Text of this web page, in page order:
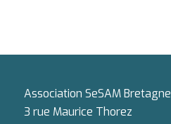
Association SeSAM Bretagne
3 rue Maurice Thorez